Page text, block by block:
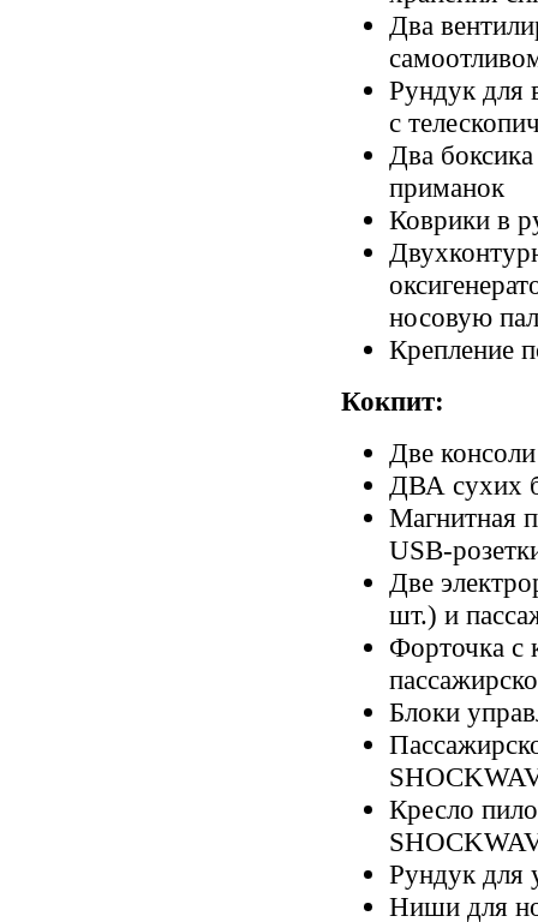
Два
Рундук для
с
Два
приманок
Коврики в
носовую
Крепление
Кокпит:
Две
ДВА сухих
Магнитная
USB-
Две
шт.) и
Форточка с
Блоки
Кресло
Рундук для
Ниши для